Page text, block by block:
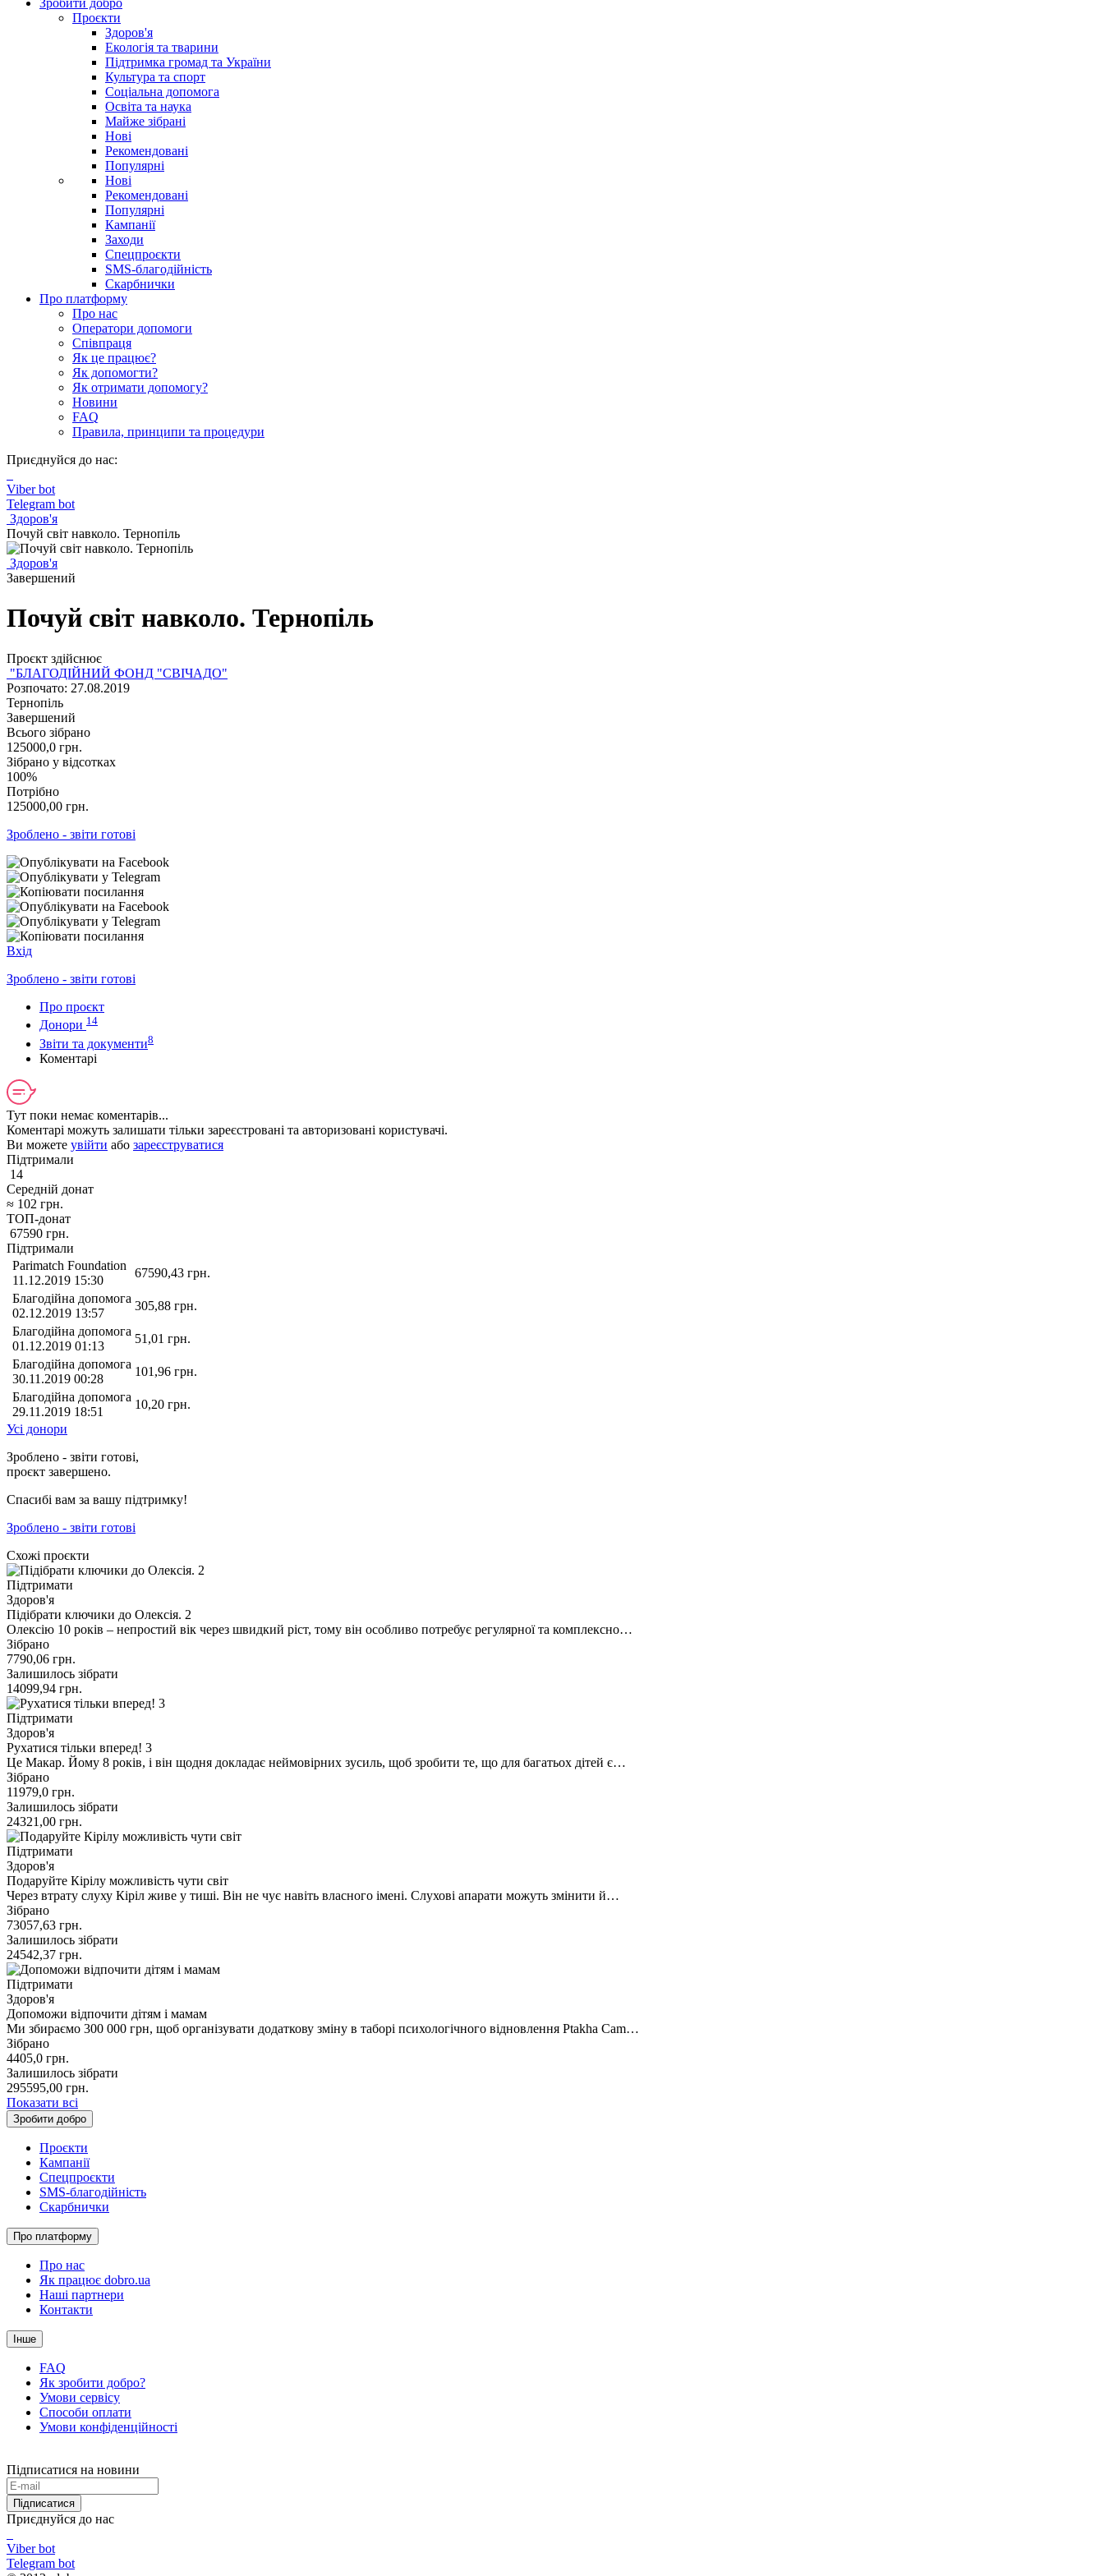
Зробити добро
Проєкти
Здоров'я
Екологія та тварини
Підтримка громад та України
Культура та спорт
Соціальна допомога
Освіта та наука
Майже зібрані
Нові
Рекомендовані
Популярні
Нові
Рекомендовані
Популярні
Кампанії
Заходи
Спецпроєкти
SMS-благодійність
Скарбнички
Про платформу
Про нас
Оператори допомоги
Співпраця
Як це працює?
Як допомогти?
Як отримати допомогу?
Новини
FAQ
Правила, принципи та процедури
Приєднуйся до нас:
Viber bot
Telegram bot
Здоров'я
Почуй світ навколо. Тернопіль
Здоров'я
Завершений
Почуй світ навколо. Тернопіль
Проєкт здійснює
"БЛАГОДІЙНИЙ ФОНД "СВІЧАДО"
Розпочато: 27.08.2019
Тернопіль
Завершений
Всього зібрано
125000,0 грн.
Зібрано у відсотках
100%
Потрібно
125000,00 грн.
Зроблено - звіти готові
Вхід
Зроблено - звіти готові
Про проєкт
Донори 14
Звіти та документи8
Коментарі
Тут поки немає коментарів...
Коментарі можуть залишати тільки зареєстровані та авторизовані користувачі.
Ви можете увійти або зареєструватися
Підтримали
14
Середній донат
≈ 102 грн.
ТОП-донат
67590 грн.
Підтримали
Parimatch Foundation
11.12.2019 15:30
67590,43 грн.
Благодійна допомога
02.12.2019 13:57
305,88 грн.
Благодійна допомога
01.12.2019 01:13
51,01 грн.
Благодійна допомога
30.11.2019 00:28
101,96 грн.
Благодійна допомога
29.11.2019 18:51
10,20 грн.
Усі донори
Зроблено - звіти готові,
проєкт завершено.
Спасибі вам за вашу підтримку!
Зроблено - звіти готові
Схожі проєкти
Підтримати
Здоров'я
Підібрати ключики до Олексія. 2
Олексію 10 років – непростий вік через швидкий ріст, тому він особливо потребує регулярної та комплексно…
Зібрано
7790,06 грн.
Залишилось зібрати
14099,94 грн.
Підтримати
Здоров'я
Рухатися тільки вперед! 3
Це Макар. Йому 8 років, і він щодня докладає неймовірних зусиль, щоб зробити те, що для багатьох дітей є…
Зібрано
11979,0 грн.
Залишилось зібрати
24321,00 грн.
Підтримати
Здоров'я
Подаруйте Кірілу можливість чути світ
Через втрату слуху Кіріл живе у тиші. Він не чує навіть власного імені. Слухові апарати можуть змінити й…
Зібрано
73057,63 грн.
Залишилось зібрати
24542,37 грн.
Підтримати
Здоров'я
Допоможи відпочити дітям і мамам
Ми збираємо 300 000 грн, щоб організувати додаткову зміну в таборі психологічного відновлення Ptakha Cam…
Зібрано
4405,0 грн.
Залишилось зібрати
295595,00 грн.
Показати всі
Зробити добро
Проєкти
Кампанії
Спецпроєкти
SMS-благодійність
Скарбнички
Про платформу
Про нас
Як працює dobro.ua
Наші партнери
Контакти
Інше
FAQ
Як зробити добро?
Умови сервісу
Способи оплати
Умови конфіденційності
Підписатися на новини
Підписатися
Приєднуйся до нас
Viber bot
Telegram bot